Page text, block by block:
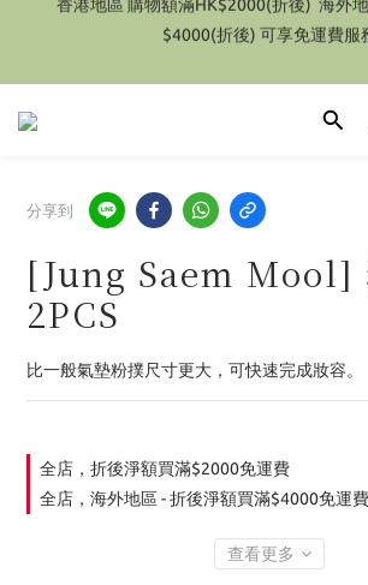
特別優惠 1件即享有9折優惠(部份產
$4000(折後) 可享免運費服
特別優惠 1件即享有9折優惠(部份
分享到
[Jung Saem Mool]
2PCS
比一般氣墊粉撲尺寸更大，可快速完成妝容。
全店，折後淨額買滿$2000免運費
全店，海外地區 - 折後淨額買滿$4000免運
查看更多